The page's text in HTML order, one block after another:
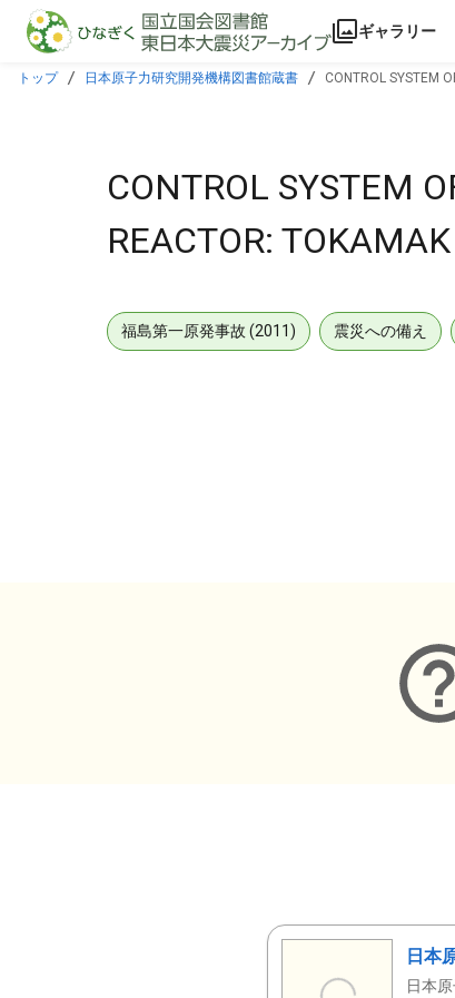
本文に飛ぶ
ギャラリー
トップ 日本原子力研究開発機構図書館蔵書 CONTROL SYSTEM
CONTROL SYSTEM
REACTOR:
福島第一原発事故 (2011) 震災への備え
日本
日本